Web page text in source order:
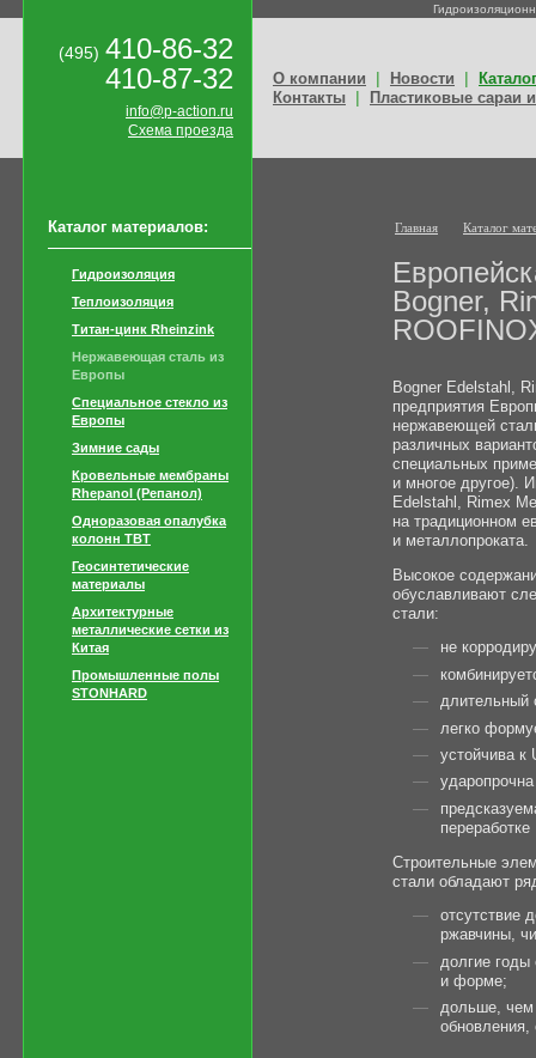
(495) 410-86-32
410-87-32
info@p-action.ru
Схема проезда
О компании | Новости |
Контакты | Пластиковые сараи
Каталог материалов:
Гидроизоляция
Теплоизоляция
Титан-цинк Rheinzink
Нержавеющая сталь из
Европы
Специальное стекло из
Европы
Зимние сады
Кровельные мембраны
Rhepanol (Репанол)
Одноразовая опалубка
колонн TBT
Геосинтетические
материалы
Архитектурные
металлические сетки из
Китая
Промышленные полы
STONHARD
Главная Каталог
Bogner,
Bogner Edelstahl,
предприятия
нержавеющей
различных
специальных
и многое другое).
Edelstahl, Rimex
на традиционном
и металлопроката.
Высокое
обуславливают
стали:
не
длительный
легко
устойчива к
переработке
Строительные
стали обладают
отсутствие
ржавчины,
долгие годы
и форме;
дольше, чем
обновления,